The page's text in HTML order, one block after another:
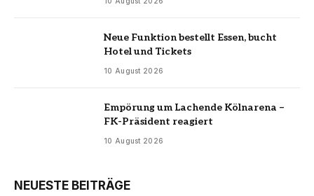
Neue Funktion bestellt Essen, bucht
Hotel und Tickets
10 August 2026
Empörung um Lachende Kölnarena –
FK-Präsident reagiert
10 August 2026
NEUESTE BEITRÄGE